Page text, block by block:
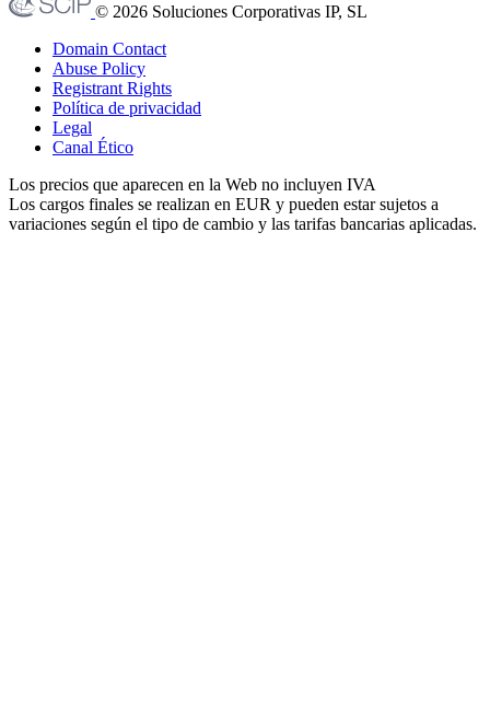
© 2026 Soluciones Corporativas IP, SL
Domain Contact
Abuse Policy
Registrant Rights
Política de privacidad
Legal
Canal Ético
Los precios que aparecen en la Web no incluyen IVA
Los cargos finales se realizan en EUR y pueden estar sujetos a
variaciones según el tipo de cambio y las tarifas bancarias aplicadas.